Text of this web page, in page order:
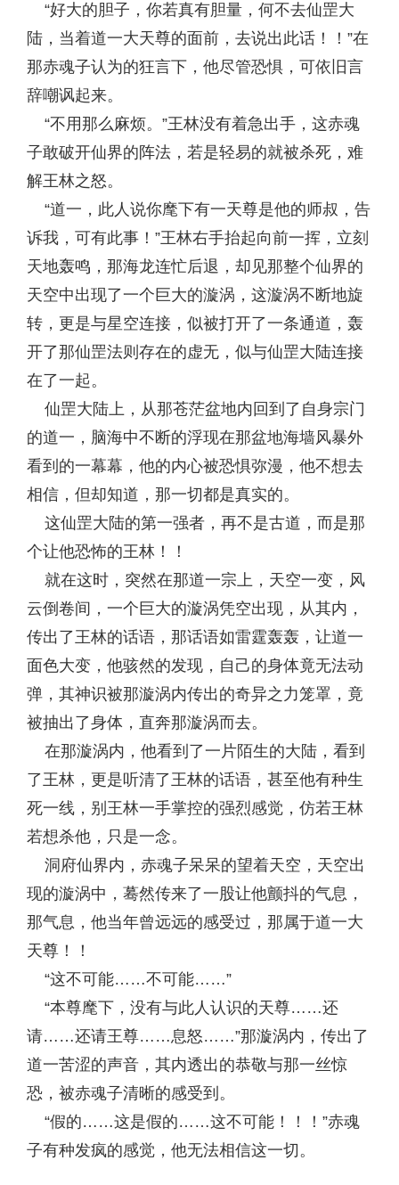
“好大的胆子，你若真有胆量，何不去仙罡大
陆，当着道一大天尊的面前，去说出此话！！”在
那赤魂子认为的狂言下，他尽管恐惧，可依旧言
辞嘲讽起来。
“不用那么麻烦。”王林没有着急出手，这赤魂
子敢破开仙界的阵法，若是轻易的就被杀死，难
解王林之怒。
“道一，此人说你麾下有一天尊是他的师叔，告
诉我，可有此事！”王林右手抬起向前一挥，立刻
天地轰鸣，那海龙连忙后退，却见那整个仙界的
天空中出现了一个巨大的漩涡，这漩涡不断地旋
转，更是与星空连接，似被打开了一条通道，轰
开了那仙罡法则存在的虚无，似与仙罡大陆连接
在了一起。
仙罡大陆上，从那苍茫盆地内回到了自身宗门
的道一，脑海中不断的浮现在那盆地海墙风暴外
看到的一幕幕，他的内心被恐惧弥漫，他不想去
相信，但却知道，那一切都是真实的。
这仙罡大陆的第一强者，再不是古道，而是那
个让他恐怖的王林！！
就在这时，突然在那道一宗上，天空一变，风
云倒卷间，一个巨大的漩涡凭空出现，从其内，
传出了王林的话语，那话语如雷霆轰轰，让道一
面色大变，他骇然的发现，自己的身体竟无法动
弹，其神识被那漩涡内传出的奇异之力笼罩，竟
被抽出了身体，直奔那漩涡而去。
在那漩涡内，他看到了一片陌生的大陆，看到
了王林，更是听清了王林的话语，甚至他有种生
死一线，别王林一手掌控的强烈感觉，仿若王林
若想杀他，只是一念。
洞府仙界内，赤魂子呆呆的望着天空，天空出
现的漩涡中，蓦然传来了一股让他颤抖的气息，
那气息，他当年曾远远的感受过，那属于道一大
天尊！！
“这不可能……不可能……”
“本尊麾下，没有与此人认识的天尊……还
请……还请王尊……息怒……”那漩涡内，传出了
道一苦涩的声音，其内透出的恭敬与那一丝惊
恐，被赤魂子清晰的感受到。
“假的……这是假的……这不可能！！！”赤魂
子有种发疯的感觉，他无法相信这一切。